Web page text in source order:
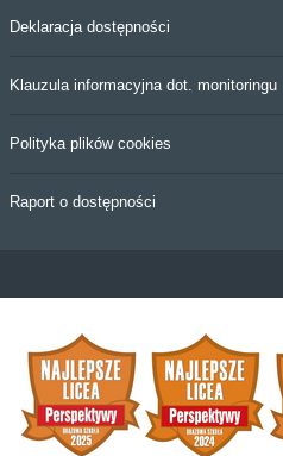
Deklaracja dostępności
Klauzula informacyjna dot. monitoringu
Polityka plików cookies
Raport o dostępności